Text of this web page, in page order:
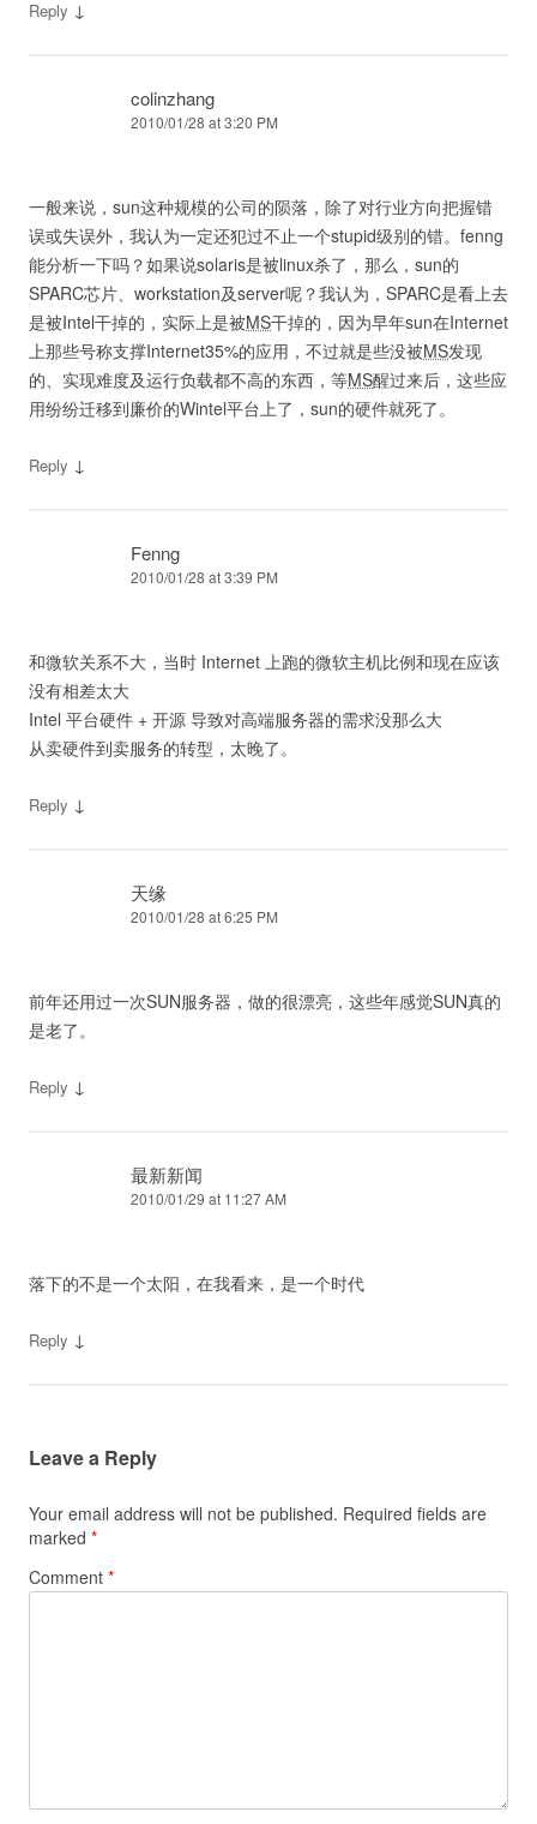
Reply ↓
colinzhang
2010/01/28 at 3:20 PM
一般来说，sun这种规模的公司的陨落，除了对行业方向把握错
误或失误外，我认为一定还犯过不止一个stupid级别的错。fenng
能分析一下吗？如果说solaris是被linux杀了，那么，sun的
SPARC芯片、workstation及server呢？我认为，SPARC是看上去
是被Intel干掉的，实际上是被MS干掉的，因为早年sun在Internet
上那些号称支撑Internet35%的应用，不过就是些没被MS发现
的、实现难度及运行负载都不高的东西，等MS醒过来后，这些应
用纷纷迁移到廉价的Wintel平台上了，sun的硬件就死了。
Reply ↓
Fenng
2010/01/28 at 3:39 PM
和微软关系不大，当时 Internet 上跑的微软主机比例和现在应该
没有相差太大
Intel 平台硬件 + 开源 导致对高端服务器的需求没那么大
从卖硬件到卖服务的转型，太晚了。
Reply ↓
天缘
2010/01/28 at 6:25 PM
前年还用过一次SUN服务器，做的很漂亮，这些年感觉SUN真的
是老了。
Reply ↓
最新新闻
2010/01/29 at 11:27 AM
落下的不是一个太阳，在我看来，是一个时代
Reply ↓
Leave a Reply
Your email address will not be published. Required fields are
marked *
Comment *